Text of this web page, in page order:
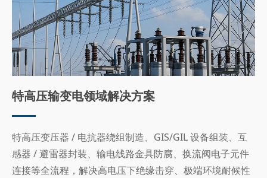
特高压输变电领域解决方案
特高压变压器 / 电抗器绕组制造、GIS/GIL 设备组装、互
感器 / 避雷器封装、输电线路金具防腐、换流阀电子元件
连接等全流程，解决高电压下绝缘击穿、极端环境耐候性